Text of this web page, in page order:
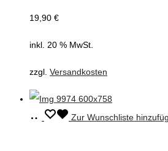
19,90 €
inkl. 20 % MwSt.
zzgl. Versandkosten
In
Zur Wunschliste